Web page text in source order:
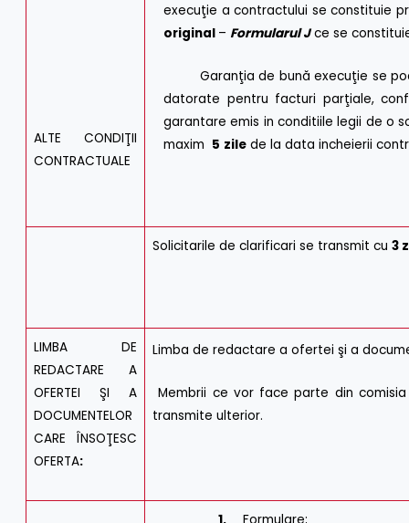
ALTE CONDIŢII
CONTRACTUALE
execuţie a contractului se constituie
original – Formularul Jce se
Garanţia de bună execuţie se
datorate pentru facturi parţiale,
garantare emis in conditiile legii de o
maxim 5 zile de la data incheierii
Solicitarile de clarificari se transmit cu3
LIMBA DE
REDACTARE A
OFERTEI ŞI A
DOCUMENTELOR
CARE ÎNSOŢESC
OFERTA:
Limba de redactare a ofertei şi a
Membrii ce vor face parte din comisia
transmite ulterior.